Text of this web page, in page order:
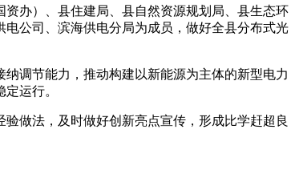
办）、县住建局、县自然资源规划局、县生态环
公司、滨海供电分局为成员，做好全县分布式光
调节能力，推动构建以新能源为主体的新型电力
运行。
做法，及时做好创新亮点宣传，形成比学赶超良